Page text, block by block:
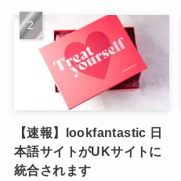
【速報】lookfantastic 日
本語サイトがUKサイトに
統合されます